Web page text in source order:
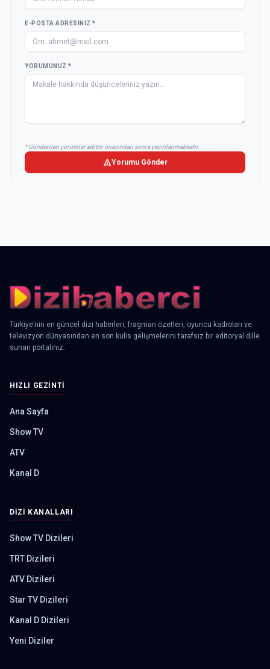
E-POSTA ADRESINIZ *
YORUMUNUZ *
* Gönderilen yorumlar editör onayından sonra yayınlanmaktadır.
Yorumu Gönder
Türkiye’nin en güncel dizi haberleri, fragman özetleri, oyuncu kadroları ve
televizyon dünyasından en son kulis gelişmelerini tarafsız bir editoryal dille
sunan portalınız.
HIZLI GEZINTI
Ana Sayfa
Show TV
ATV
Kanal D
DIZI KANALLARI
Show TV Dizileri
TRT Dizileri
ATV Dizileri
Star TV Dizileri
Kanal D Dizileri
Yeni Diziler